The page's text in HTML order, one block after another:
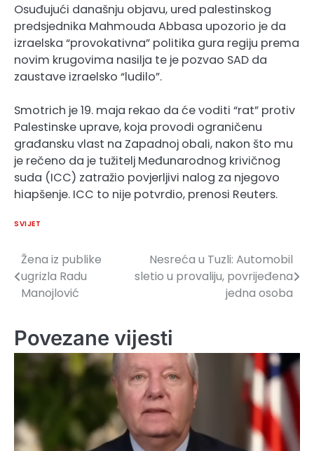
Osuđujući današnju objavu, ured palestinskog
predsjednika Mahmouda Abbasa upozorio je da
izraelska “provokativna” politika gura regiju prema
novim krugovima nasilja te je pozvao SAD da
zaustave izraelsko “ludilo”.
Smotrich je 19. maja rekao da će voditi “rat” protiv
Palestinske uprave, koja provodi ograničenu
građansku vlast na Zapadnoj obali, nakon što mu
je rečeno da je tužitelj Međunarodnog krivičnog
suda (ICC) zatražio povjerljivi nalog za njegovo
hiapšenje. ICC to nije potvrdio, prenosi Reuters.
SVIJET
Navigacija
članaka
Žena iz publike
ugrizla Radu
Manojlović
Nesreća u Tuzli: Automobil
sletio u provaliju, povrijeđena
jedna osoba
Povezane vijesti